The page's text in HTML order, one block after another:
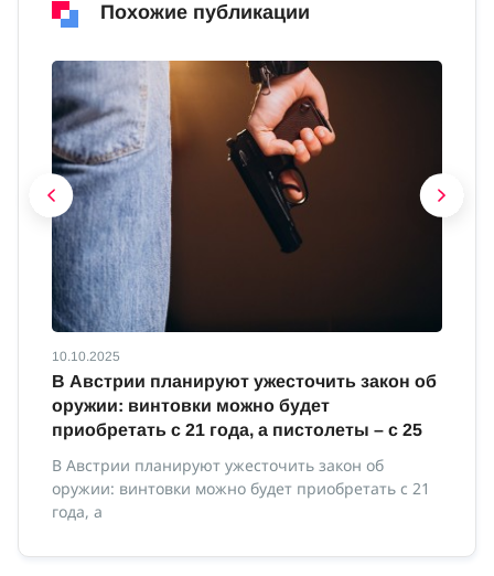
Похожие публикации
10.10.2025
В Австрии планируют ужесточить закон об
оружии: винтовки можно будет
приобретать с 21 года, а пистолеты – с 25
В Австрии планируют ужесточить закон об
оружии: винтовки можно будет приобретать с 21
года, а